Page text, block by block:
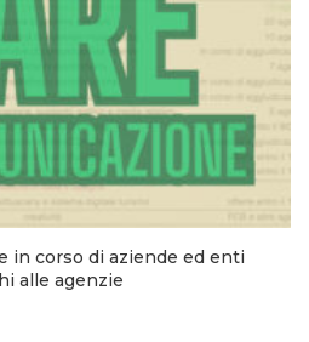
in corso di aziende ed enti
alle agenzie